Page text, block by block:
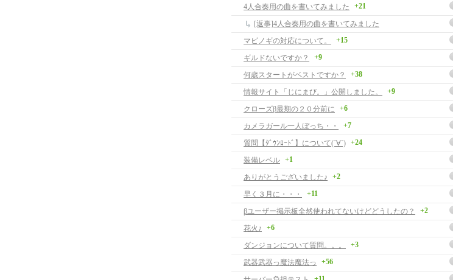
4人合奏用の曲を書いてみました
+21
[返事]4人合奏用の曲を書いてみました
マビノギの対応について。
+15
ギルドないですか？
+9
何歳スタートがベストですか？
+38
情報サイト「じにまび。」公開しました。
+9
クローズβ最期の２０分前に
+6
カメラガール一人ぼっち・・
+7
質問【ﾀﾞｳﾝﾛｰﾄﾞ】について(´∀`) +24
装備レベル +1
ありがとうございました♪
+2
早く３月に・・・
+11
βユーザー掲示板全然使われてないけどどうしたの？
+2
花火♪
+6
ダンジョンについて質問。。。
+3
武器武器っ魔法魔法っ
+56